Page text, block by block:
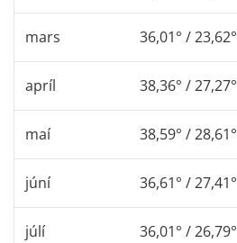
mars 36,01° / 23,62°
apríl 38,36° / 27,27°
maí 38,59° / 28,61°
júní 36,61° / 27,41°
júlí 36,01° / 26,79°